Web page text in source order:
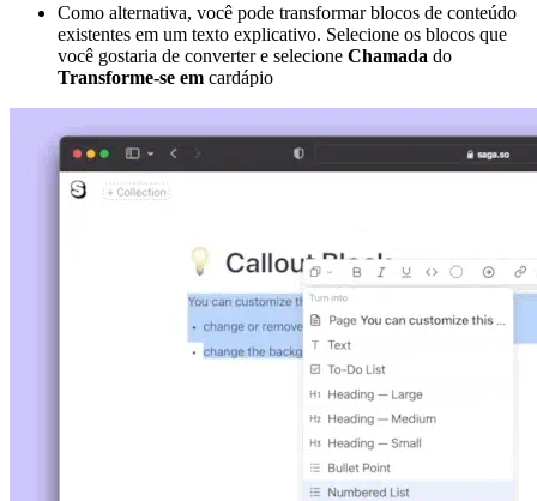
Como alternativa, você pode transformar blocos de conteúdo
existentes em um texto explicativo. Selecione os blocos que
você gostaria de converter e selecione Chamada do
Transforme-se em cardápio